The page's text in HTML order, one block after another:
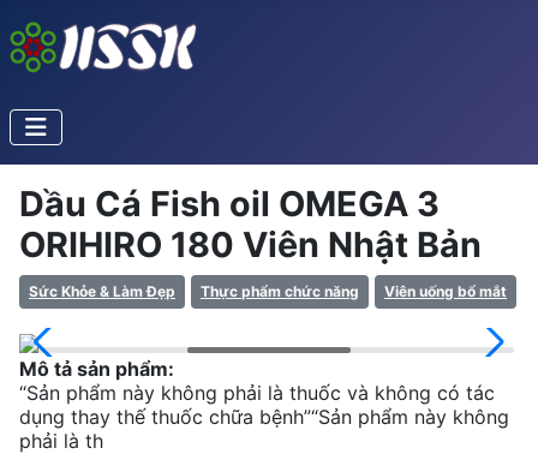
Dầu Cá Fish oil OMEGA 3
ORIHIRO 180 Viên Nhật Bản
Sức Khỏe & Làm Đẹp Thực phẩm chức năng Viên uống bổ mắt
Mô tả sản phẩm:
“Sản phẩm này không phải là thuốc và không có tác
dụng thay thế thuốc chữa bệnh”“Sản phẩm này không
phải là th